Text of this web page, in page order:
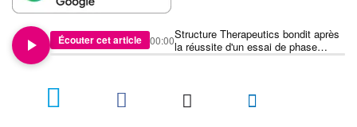
Écouter cet article
Structure Therapeutics bondit après
la réussite d'un essai de phase
intermédiaire pour un médicament
00:00